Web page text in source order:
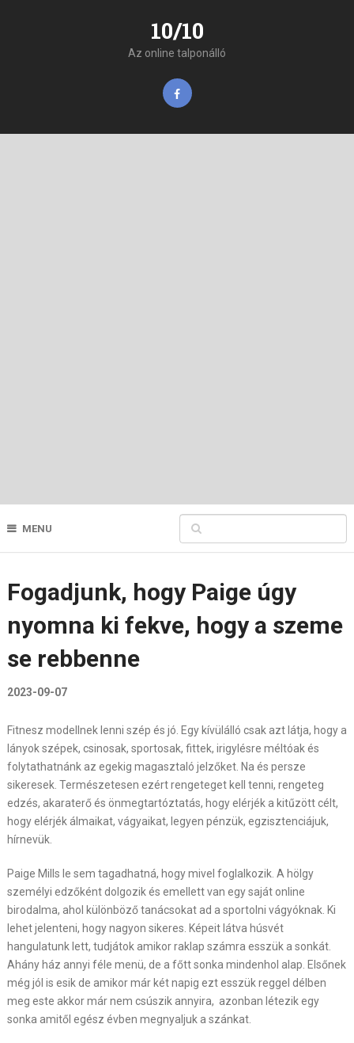
10/10
Az online talponálló
MENU
Fogadjunk, hogy Paige úgy
nyomna ki fekve, hogy a szeme
se rebbenne
2023-09-07
Fitnesz modellnek lenni szép és jó. Egy kívülálló csak azt látja, hogy a
lányok szépek, csinosak, sportosak, fittek, irigylésre méltóak és
folytathatnánk az egekig magasztaló jelzőket. Na és persze
sikeresek. Természetesen ezért rengeteget kell tenni, rengeteg
edzés, akaraterő és önmegtartóztatás, hogy elérjék a kitűzött célt,
hogy elérjék álmaikat, vágyaikat, legyen pénzük, egzisztenciájuk,
hírnevük.
Paige Mills le sem tagadhatná, hogy mivel foglalkozik. A hölgy
személyi edzőként dolgozik és emellett van egy saját online
birodalma, ahol különböző tanácsokat ad a sportolni vágyóknak. Ki
lehet jelenteni, hogy nagyon sikeres. Képeit látva húsvét
hangulatunk lett, tudjátok amikor raklap számra esszük a sonkát.
Ahány ház annyi féle menü, de a főtt sonka mindenhol alap. Elsőnek
még jól is esik de amikor már két napig ezt esszük reggel délben
meg este akkor már nem csúszik annyira, azonban létezik egy
sonka amitől egész évben megnyaljuk a szánkat.